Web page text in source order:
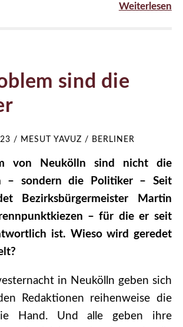
Weiterlesen
sind die
/
MESUT YAVUZ / BERLINER
von Neukölln sind nicht die
– sondern die Politiker – Seit
Bezirksbürgermeister Martin
– für die er seit
ist. Wieso wird geredet
in Neukölln geben sich
Redaktionen reihenweise die
Hand. Und alle geben ihre